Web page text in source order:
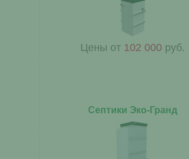
Цены от 102 000 руб.
Септики Эко-Гранд